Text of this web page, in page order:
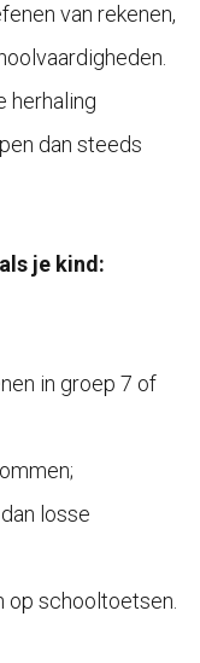
van rekenen,
herhaling
dan steeds
je kind:
in groep 7 of
losse
op schooltoetsen.